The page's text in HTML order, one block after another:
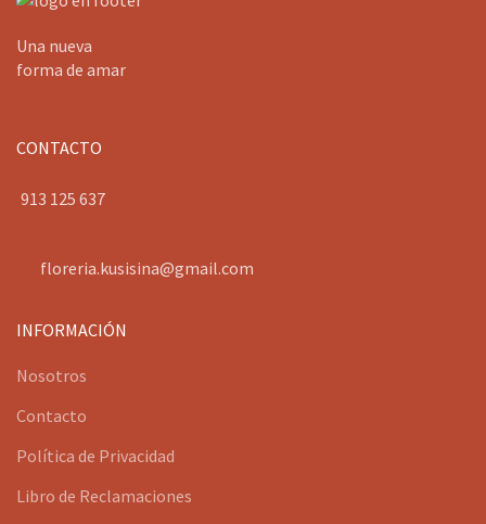
Una nueva
forma de amar
CONTACTO
913 125 637
floreria.kusisina@gmail.com
INFORMACIÓN
Nosotros
Contacto
Política de Privacidad
Libro de Reclamaciones